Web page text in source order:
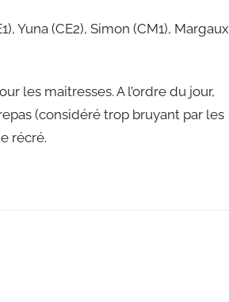
Yuna (CE2), Simon (CM1), Margaux
les maitresses. A l’ordre du jour,
(considéré trop bruyant par les
récré.